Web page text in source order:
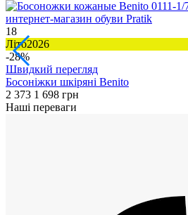
18
Літо2026
-28%
Швидкий перегляд
Босоніжки шкіряні Benito
2 373 1 698 грн
Наші переваги